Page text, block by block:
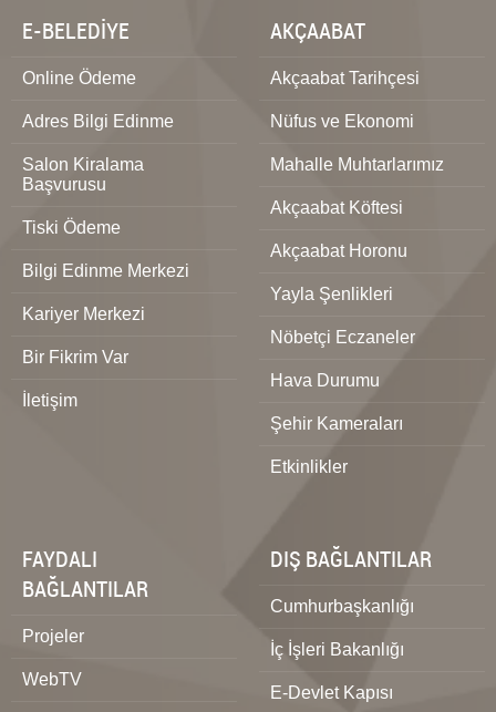
E-BELEDİYE
Online Ödeme
Adres Bilgi Edinme
Salon Kiralama
Başvurusu
Tiski Ödeme
Bilgi Edinme Merkezi
Kariyer Merkezi
Bir Fikrim Var
İletişim
AKÇAABAT
Akçaabat Tarihçesi
Nüfus ve Ekonomi
Mahalle Muhtarlarımız
Akçaabat Köftesi
Akçaabat Horonu
Yayla Şenlikleri
Nöbetçi Eczaneler
Hava Durumu
Şehir Kameraları
Etkinlikler
FAYDALI
BAĞLANTILAR
Projeler
WebTV
DIŞ BAĞLANTILAR
Cumhurbaşkanlığı
İç İşleri Bakanlığı
E-Devlet Kapısı